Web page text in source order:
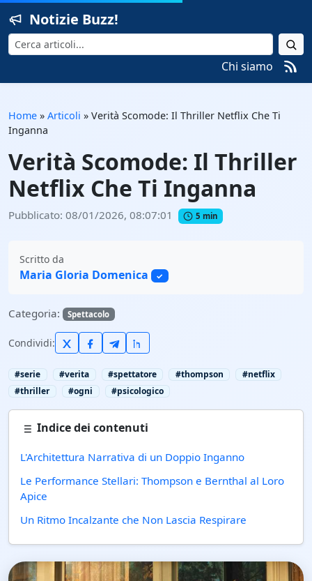
Notizie Buzz!
Cerca
Chi siamo
Home » Articoli » Verità Scomode: Il Thriller Netflix Che Ti
Inganna
Verità Scomode: Il Thriller
Netflix Che Ti Inganna
Pubblicato: 08/01/2026, 08:07:01 5 min
Scritto da
Maria Gloria Domenica ✓
Categoria: Spettacolo
Condividi:
#serie #verita #spettatore #thompson
#netflix
#thriller
#ogni #psicologico
Indice dei contenuti
L'Architettura Narrativa di un Doppio Inganno
Le Performance Stellari: Thompson e Bernthal al Loro
Apice
Un Ritmo Incalzante che Non Lascia Respirare